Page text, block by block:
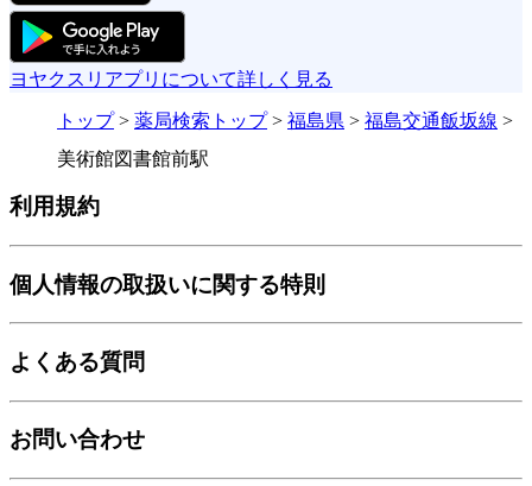
ヨヤクスリアプリについて詳しく見る
トップ> 薬局検索トップ> 福島県 > 福島交通飯坂線 >
美術館図書館前駅
利用規約
個人情報の取扱いに関する特則
よくある質問
お問い合わせ